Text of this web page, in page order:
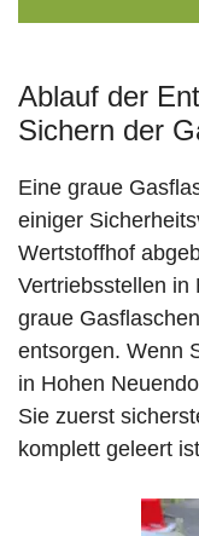
Ablauf der
Sichern der
Eine graue
einiger
Wertstoffhof
Vertriebsstellen in
graue
entsorgen. Wenn
in Hohen
Sie zuerst
komplett geleert